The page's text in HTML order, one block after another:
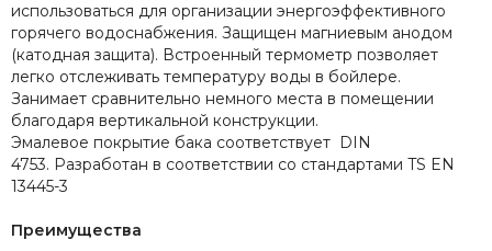
использоваться для организации энергоэффективного
горячего водоснабжения. Защищен магниевым анодом
(катодная защита). Встроенный термометр позволяет
легко отслеживать температуру воды в бойлере.
Занимает сравнительно немного места в помещении
благодаря вертикальной конструкции.
Эмалевое покрытие бака соответствует DIN
4753. Разработан в соответствии со стандартами TS EN
13445-3
Преимущества